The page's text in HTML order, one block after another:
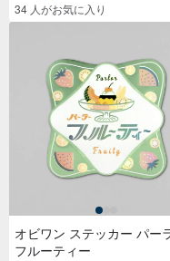
34 人がお気に入り
オビワン ステッカー パー
フルーティー